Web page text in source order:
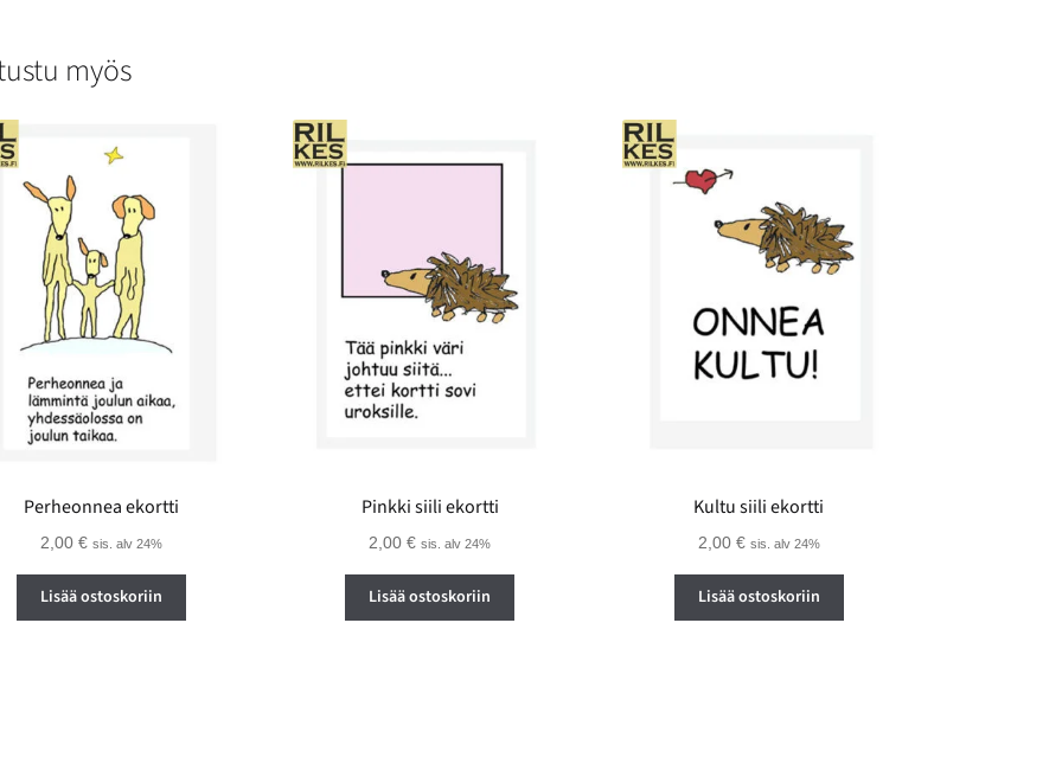
myös
Perheonnea ekortti
2,00 € sis. alv 24%
Lisää ostoskoriin
Pinkki siili ekortti
2,00€ sis. alv 24%
Lisää ostoskoriin
Kultu siili ekortti
2,00 € sis. alv 24%
Lisää ostoskoriin